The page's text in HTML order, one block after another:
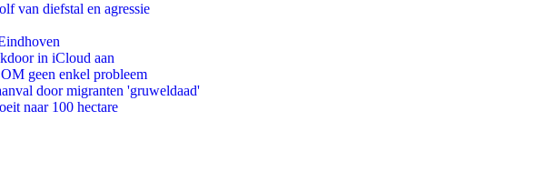
van diefstal en agressie
in iCloud aan
geen enkel probleem
door migranten 'gruweldaad'
naar 100 hectare